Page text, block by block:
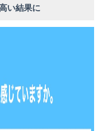
い結果に